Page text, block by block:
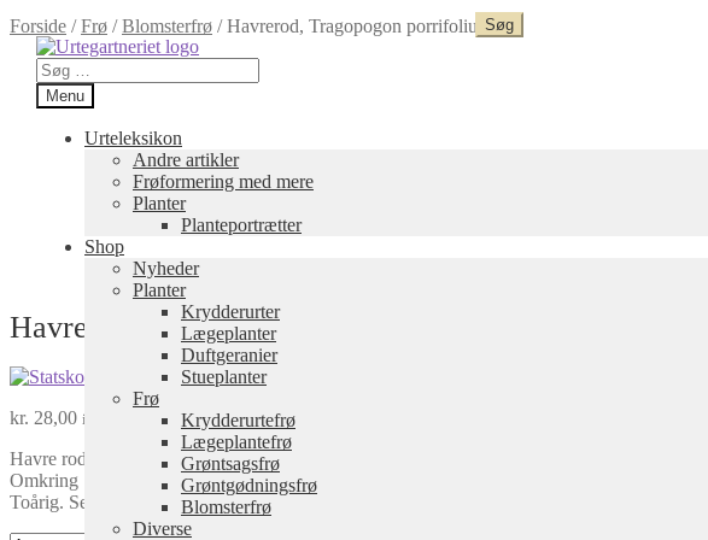
Spring
til
navigation
Spring
til
indhold
Søg
efter:
Menu
Urteleksikon
Andre artikler
Frøformering med mere
Planter
Planteportrætter
Shop
Nyheder
Planter
Krydderurter
Lægeplanter
Duftgeranier
Stueplanter
Frø
Krydderurtefrø
Lægeplantefrø
Grøntsagsfrø
Grøntgødningsfrø
Blomsterfrø
Diverse
Forside /Frø /Blomsterfrø /Havrerod, Tragopogon porrifolius
Havrerod, Tragopogon porrifolius
kr. 28,00 inkl. moms
Havre rod blomstrer andet år. Roden kan spises første år.
Omkring 1 meter høj.
Toårig. Selvsår.